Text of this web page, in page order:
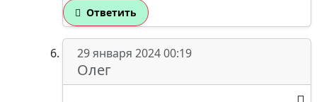
Ответить
29 января 2024 00:19
Олег